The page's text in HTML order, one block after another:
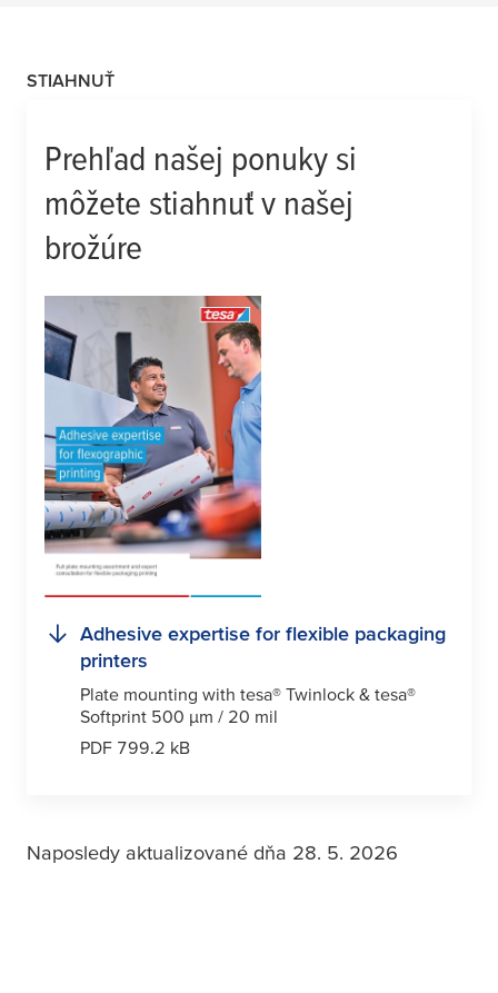
STIAHNUŤ
Prehľad našej ponuky si
môžete stiahnuť v našej
brožúre
Adhesive expertise for flexible packaging
printers
Plate mounting with tesa® Twinlock & tesa®
Softprint 500 µm / 20 mil
PDF 799.2 kB
Naposledy aktualizované dňa 28. 5. 2026